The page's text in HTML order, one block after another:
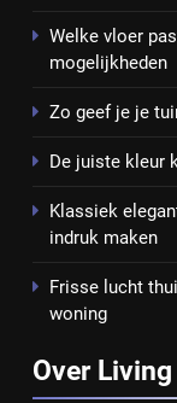
Welke vloer
mogelijkheden
Zo geef je je
De juiste kleur
Klassiek
indruk maken
Frisse lucht
woning
Over